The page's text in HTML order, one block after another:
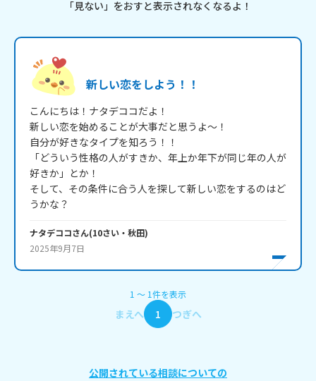
「見ない」をおすと表示されなくなるよ！
新しい恋をしよう！！
こんにちは！ナタデココだよ！
新しい恋を始めることが大事だと思うよ～！
自分が好きなタイプを知ろう！！
「どういう性格の人がすきか、年上か年下が同じ年の人が
好きか」とか！
そして、その条件に合う人を探して新しい恋をするのはど
うかな？
ナタデココさん(10さい・ 秋田)
2025年9月7日
1 〜 1件を表示
まえへ 1 つぎへ
公開されている相談についての